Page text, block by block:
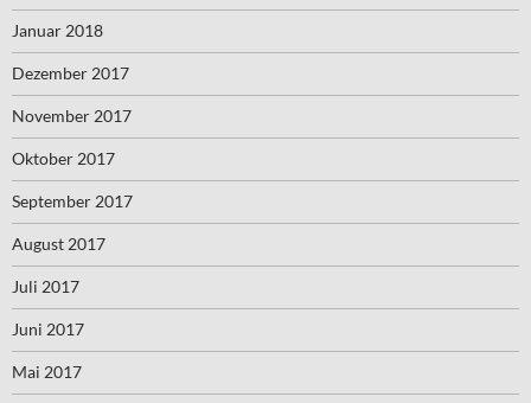
Januar 2018
Dezember 2017
November 2017
Oktober 2017
September 2017
August 2017
Juli 2017
Juni 2017
Mai 2017